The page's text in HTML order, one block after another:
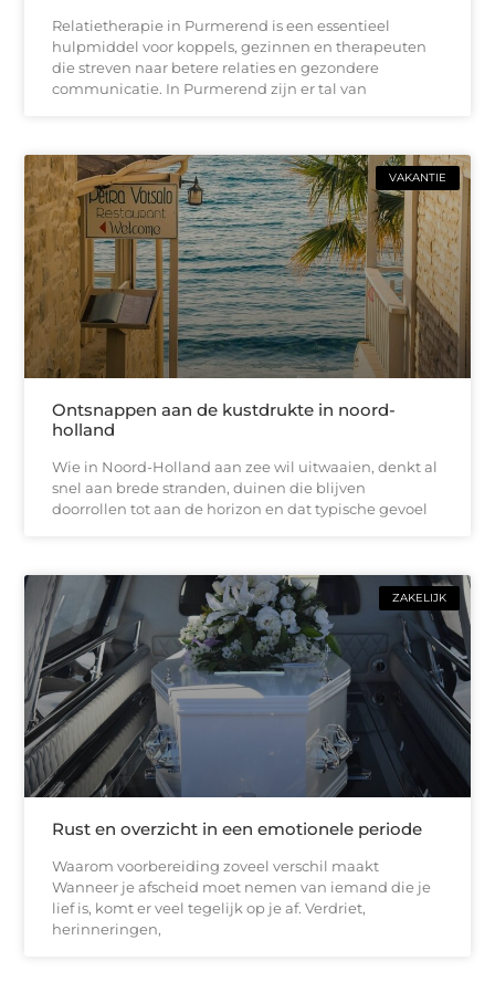
Relatietherapie in Purmerend is een essentieel
hulpmiddel voor koppels, gezinnen en therapeuten
die streven naar betere relaties en gezondere
communicatie. In Purmerend zijn er tal van
VAKANTIE
Ontsnappen aan de kustdrukte in noord-
holland
Wie in Noord-Holland aan zee wil uitwaaien, denkt al
snel aan brede stranden, duinen die blijven
doorrollen tot aan de horizon en dat typische gevoel
ZAKELIJK
Rust en overzicht in een emotionele periode
Waarom voorbereiding zoveel verschil maakt
Wanneer je afscheid moet nemen van iemand die je
lief is, komt er veel tegelijk op je af. Verdriet,
herinneringen,